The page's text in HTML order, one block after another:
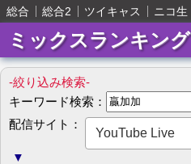
総合 総合2 ツイキャス ニコ生
ミックスランキング
-絞り込み検索-
キーワード検索：
配信サイト：
YouTube Live
▼